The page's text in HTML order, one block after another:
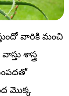
వారికి మంచి
శాస్త్ర
మొక్క